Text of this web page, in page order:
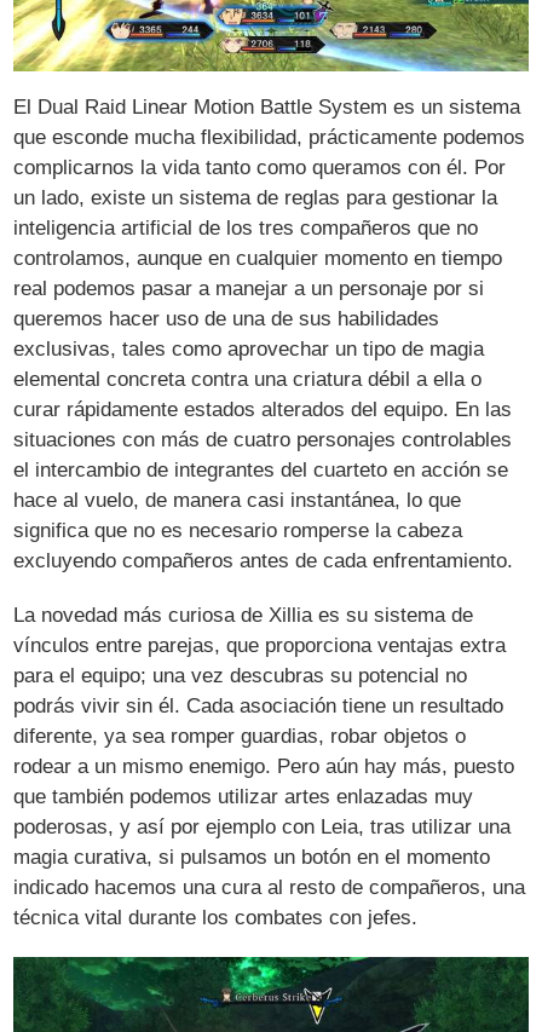
El Dual Raid Linear Motion Battle System es un sistema
que esconde mucha flexibilidad, prácticamente podemos
complicarnos la vida tanto como queramos con él. Por
un lado, existe un sistema de reglas para gestionar la
inteligencia artificial de los tres compañeros que no
controlamos, aunque en cualquier momento en tiempo
real podemos pasar a manejar a un personaje por si
queremos hacer uso de una de sus habilidades
exclusivas, tales como aprovechar un tipo de magia
elemental concreta contra una criatura débil a ella o
curar rápidamente estados alterados del equipo. En las
situaciones con más de cuatro personajes controlables
el intercambio de integrantes del cuarteto en acción se
hace al vuelo, de manera casi instantánea, lo que
significa que no es necesario romperse la cabeza
excluyendo compañeros antes de cada enfrentamiento.
La novedad más curiosa de Xillia es su sistema de
vínculos entre parejas, que proporciona ventajas extra
para el equipo; una vez descubras su potencial no
podrás vivir sin él. Cada asociación tiene un resultado
diferente, ya sea romper guardias, robar objetos o
rodear a un mismo enemigo. Pero aún hay más, puesto
que también podemos utilizar artes enlazadas muy
poderosas, y así por ejemplo con Leia, tras utilizar una
magia curativa, si pulsamos un botón en el momento
indicado hacemos una cura al resto de compañeros, una
técnica vital durante los combates con jefes.